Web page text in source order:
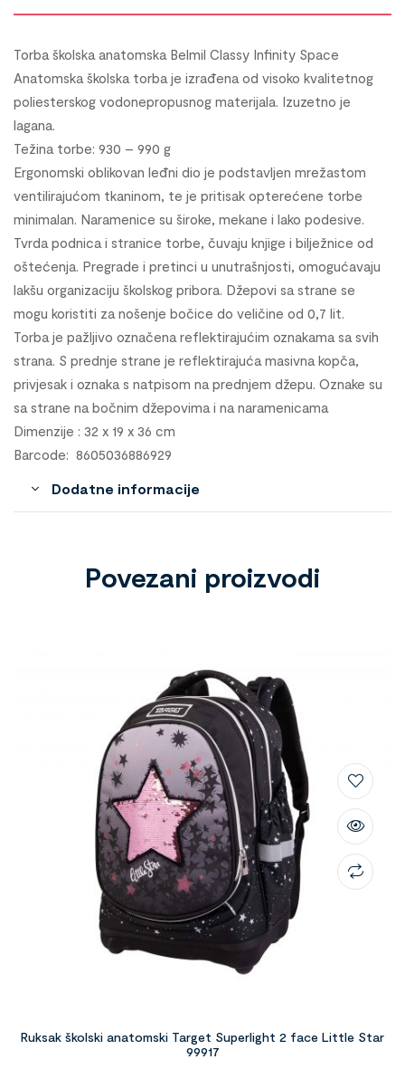
Torba školska anatomska Belmil Classy Infinity Space
Anatomska školska torba je izrađena od visoko kvalitetnog
poliesterskog vodonepropusnog materijala. Izuzetno je
lagana.
Težina torbe: 930 – 990 g
Ergonomski oblikovan leđni dio je podstavljen mrežastom
ventilirajućom tkaninom, te je pritisak opterećene torbe
minimalan. Naramenice su široke, mekane i lako podesive.
Tvrda podnica i stranice torbe, čuvaju knjige i bilježnice od
oštećenja. Pregrade i pretinci u unutrašnjosti, omogućavaju
lakšu organizaciju školskog pribora. Džepovi sa strane se
mogu koristiti za nošenje bočice do veličine od 0,7 lit.
Torba je pažljivo označena reflektirajućim oznakama sa svih
strana. S prednje strane je reflektirajuća masivna kopča,
privjesak i oznaka s natpisom na prednjem džepu. Oznake su
sa strane na bočnim džepovima i na naramenicama
Dimenzije : 32 x 19 x 36 cm
Barcode: 8605036886929
Dodatne informacije
Povezani proizvodi
Ruksak školski anatomski Target Superlight 2 face Little Star
99917